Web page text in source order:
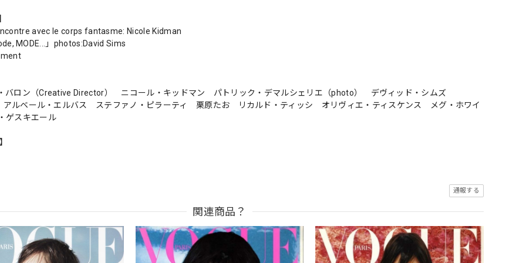
avec le corps fantasme: Nicole Kidman
MODE...」photos:David Sims
バロン（Creative Director） ニコール・キッドマン パトリック・デマルシェリエ（photo） デヴィッド・シムズ
ルベール・エルバス ステファノ・ピラーティ 栗原たお リカルド・ティッシ オリヴィエ・ティスケンス メグ・ホワイ
ゲスキエール
通報する
関連商品？